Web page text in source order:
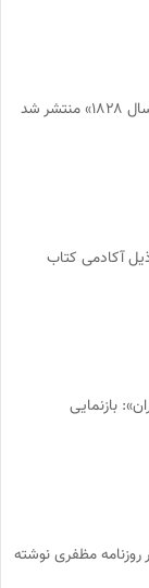
شد
ذیل آکادمی کتاب
بازنمایی
مظفری نوشته